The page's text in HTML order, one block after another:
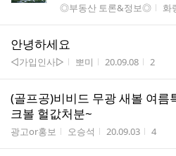
게시판명
◎부동산 토론&정보◎ 작
화
안녕하세요
게시판명
◁가입인사▷ 작성자
뽀미 작성시간
20.09.08 조회수
2
(골프공)비비드 무광 새볼 여름
크볼 헐값처분~
게시판명
광고or홍보 작성자
오승석 작성시간
20.09.03 조회수
4